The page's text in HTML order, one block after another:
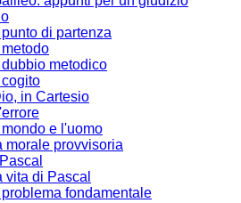
punto di partenza
metodo
dubbio metodico
cogito
in Cartesio
mondo e l'uomo
morale provvisoria
vita di Pascal
problema fondamentale